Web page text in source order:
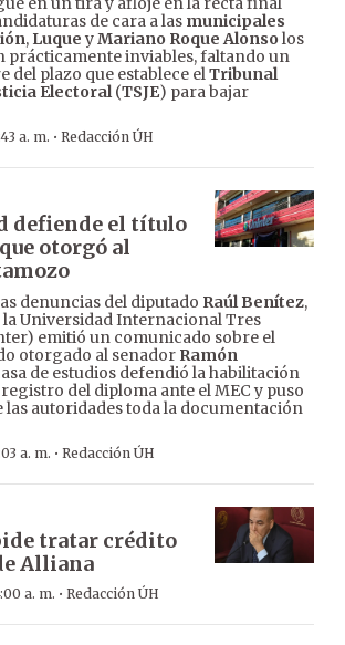
de cara a las municipales
, Luque yMariano Roque Alonso los
prácticamente inviables, faltando un
del plazo que establece elTribunal
Electoral(TSJE) para bajar
a. m. · Redacción ÚH
defiende el título
otorgó al
denuncias del diputado Raúl Benítez,
la Universidad Internacional Tres
emitió un comunicado sobre el
otorgado al senador Ramón
de estudios defendió la habilitación
del diploma ante el MEC y puso
las autoridades toda la documentación
a. m. · Redacción ÚH
tratar crédito
Alliana
a. m. · Redacción ÚH